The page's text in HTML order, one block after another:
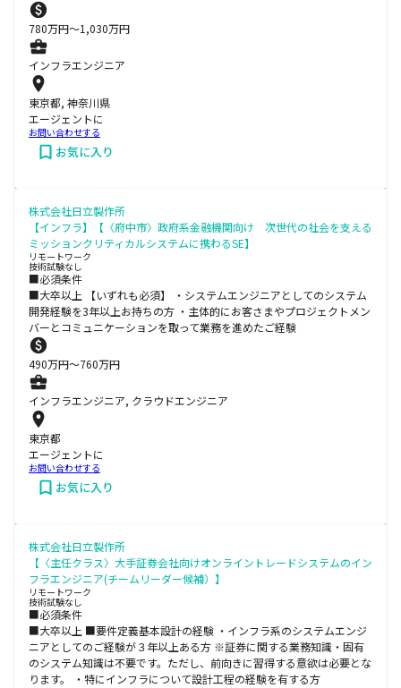
780万円〜1,030万円
インフラエンジニア
東京都, 神奈川県
エージェントに
お問い合わせする
お気に入り
株式会社日立製作所
【インフラ】【〈府中市〉政府系金融機関向け 次世代の社会を支える
ミッションクリティカルシステムに携わるSE】
リモートワーク
技術試験なし
■必須条件
■大卒以上 【いずれも必須】 ・システムエンジニアとしてのシステム
開発経験を3年以上お持ちの方 ・主体的にお客さまやプロジェクトメン
バーとコミュニケーションを取って業務を進めたご経験
490万円〜760万円
インフラエンジニア, クラウドエンジニア
東京都
エージェントに
お問い合わせする
お気に入り
株式会社日立製作所
【〈主任クラス〉大手証券会社向けオンライントレードシステムのイン
フラエンジニア(チームリーダー候補）】
リモートワーク
技術試験なし
■必須条件
■大卒以上 ■要件定義基本設計の経験 ・インフラ系のシステムエンジ
ニアとしてのご経験が３年以上ある方 ※証券に関する業務知識・固有
のシステム知識は不要です。ただし、前向きに習得する意欲は必要とな
ります。 ・特にインフラについて設計工程の経験を有する方